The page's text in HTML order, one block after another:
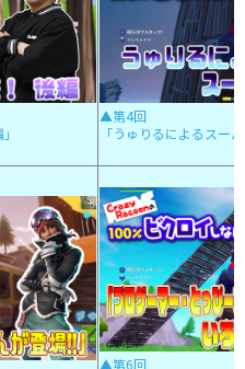
▲第4回
「うゅりるによるスー
▲第6回